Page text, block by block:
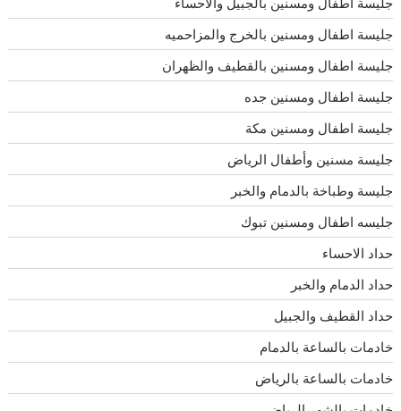
جليسة اطفال ومسنين بالخرج والمزاحميه
جليسة اطفال ومسنين بالقطيف والظهران
جليسة اطفال ومسنين جده
جليسة اطفال ومسنين مكة
جليسة مسنين وأطفال الرياض
جليسة وطباخة بالدمام والخبر
جليسه اطفال ومسنين تبوك
حداد الاحساء
حداد الدمام والخبر
حداد القطيف والجبيل
خادمات بالساعة بالدمام
خادمات بالساعة بالرياض